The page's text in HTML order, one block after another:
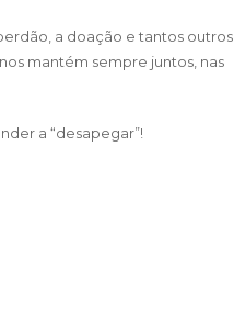
a doação e tantos outros
mantém sempre juntos, nas
a “desapegar”!